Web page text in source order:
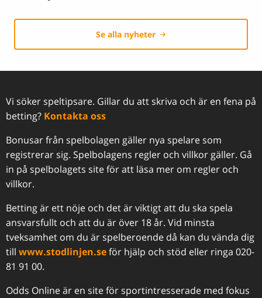
Se alla nyheter
Vi söker speltipsare. Gillar du att skriva och är en fena på
betting? Kontakta oss
Bonusar från spelbolagen gäller nya spelare som
registrerar sig. Spelbolagens regler och villkor gäller. Gå
in på spelbolagets site för att läsa mer om regler och
villkor.
Betting är ett nöje och det är viktigt att du ska spela
ansvarsfullt och att du är över 18 år. Vid minsta
tveksamhet om du är spelberoende då kan du vända dig
till www.stodlinjen.seför hjälp och stöd eller ringa 020-
81 91 00.
Odds Online är en site för sportintresserade med fokus